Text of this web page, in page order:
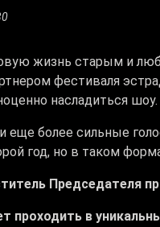
жизнь старым и
фестиваля
насладиться шоу.
более сильные
год, но в таком
Председателя
проходить в